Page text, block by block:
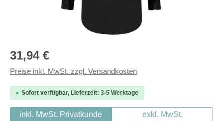
Regulärer Preis:
31,94 €
Preise inkl. MwSt. zzgl. Versandkosten
Sofort verfügbar, Lieferzeit: 3-5 Werktage
inkl. MwSt. Privatkunde
exkl. MwSt.